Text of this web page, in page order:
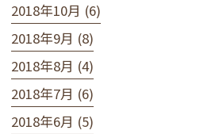
2018年10月 (6)
2018年9月 (8)
2018年8月 (4)
2018年7月 (6)
2018年6月 (5)